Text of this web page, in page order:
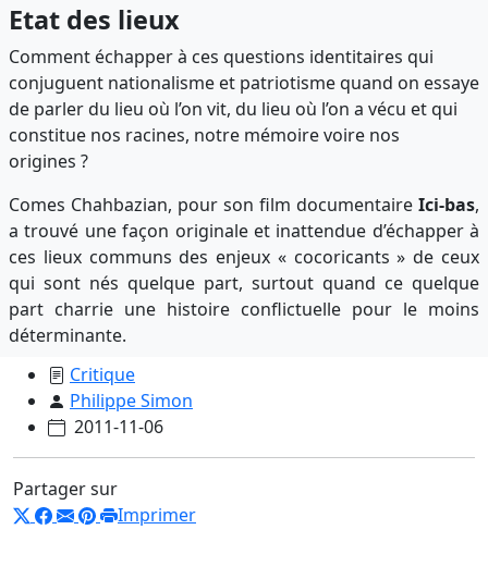
Etat des lieux
Comment échapper à ces questions identitaires qui
conjuguent nationalisme et patriotisme quand on essaye
de parler du lieu où l’on vit, du lieu où l’on a vécu et qui
constitue nos racines, notre mémoire voire nos
origines ?
Comes Chahbazian, pour son film documentaire Ici-bas,
a trouvé une façon originale et inattendue d’échapper à
ces lieux communs des enjeux « cocoricants » de ceux
qui sont nés quelque part, surtout quand ce quelque
part charrie une histoire conflictuelle pour le moins
déterminante.
Critique
Philippe Simon
2011-11-06
Partager sur
Imprimer